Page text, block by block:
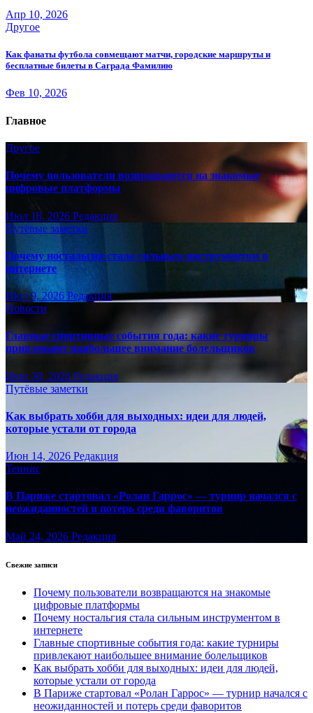
Апр 10, 2026
Другое
Как фанаты футбола совмещают матчи, городские маршруты и
бесплатные билеты в Саграда Фамилию
Фев 10, 2026
Главное
Другое
Почему пользователи возвращаются на знакомые
цифровые платформы
Июл 18, 2026 Редакция
Путёвые заметки
Почему ностальгия стала сильным инструментом в
интернете
Июл 9, 2026 Редакция
Новости
Главные спортивные события года: какие турниры
привлекают наибольшее внимание болельщиков
Июн 30, 2026 Редакция
Путёвые заметки
Как выбрать хобби для выходных: идеи для людей,
которые устали от города
Июн 14, 2026 Редакция
Теннис
В Париже стартовал «Ролан Гаррос» — турнир начался с
неожиданностей и потерь среди фаворитов
Май 24, 2026 Редакция
Свежие записи
Почему пользователи возвращаются на знакомые
цифровые платформы
Почему ностальгия стала сильным инструментом в
интернете
Главные спортивные события года: какие турниры
привлекают наибольшее внимание болельщиков
Как выбрать хобби для выходных: идеи для людей,
которые устали от города
В Париже стартовал «Ролан Гаррос» — турнир начался с
неожиданностей и потерь среди фаворитов